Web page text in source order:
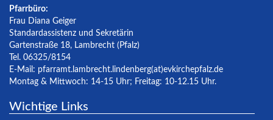
Pfarrbüro:
Frau Diana Geiger
Standardassistenz und Sekretärin
Gartenstraße 18, Lambrecht (Pfalz)
Tel. 06325/8154
E-Mail: pfarramt.lambrecht.lindenberg(at)evkirchepfalz.de
Montag & Mittwoch: 14-15 Uhr; Freitag: 10-12.15 Uhr.
Wichtige Links